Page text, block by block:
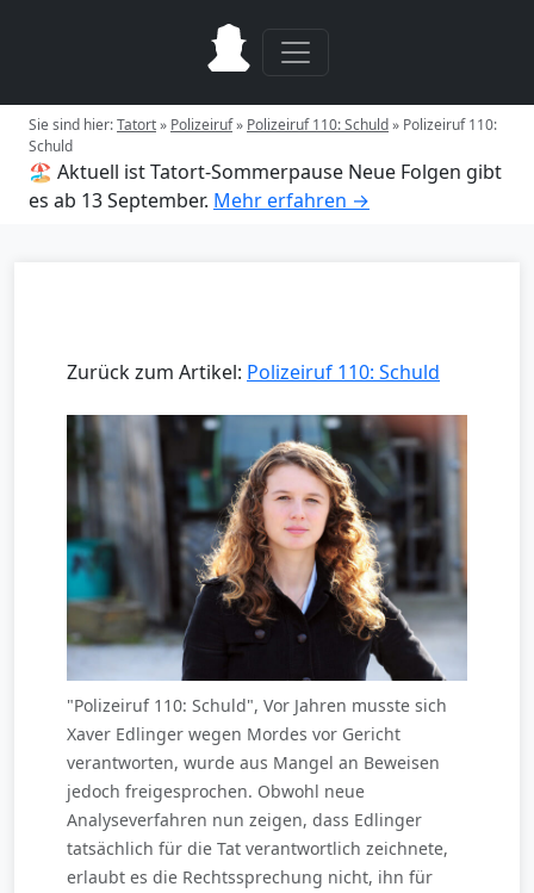
Sie sind hier:Tatort» Polizeiruf» Polizeiruf 110: Schuld» Polizeiruf 110:
Schuld
🏖️ Aktuell ist Tatort-Sommerpause Neue Folgen gibt
es ab 13 September. Mehr erfahren →
Zurück zum Artikel: Polizeiruf 110: Schuld
"Polizeiruf 110: Schuld", Vor Jahren musste sich
Xaver Edlinger wegen Mordes vor Gericht
verantworten, wurde aus Mangel an Beweisen
jedoch freigesprochen. Obwohl neue
Analyseverfahren nun zeigen, dass Edlinger
tatsächlich für die Tat verantwortlich zeichnete,
erlaubt es die Rechtssprechung nicht, ihn für